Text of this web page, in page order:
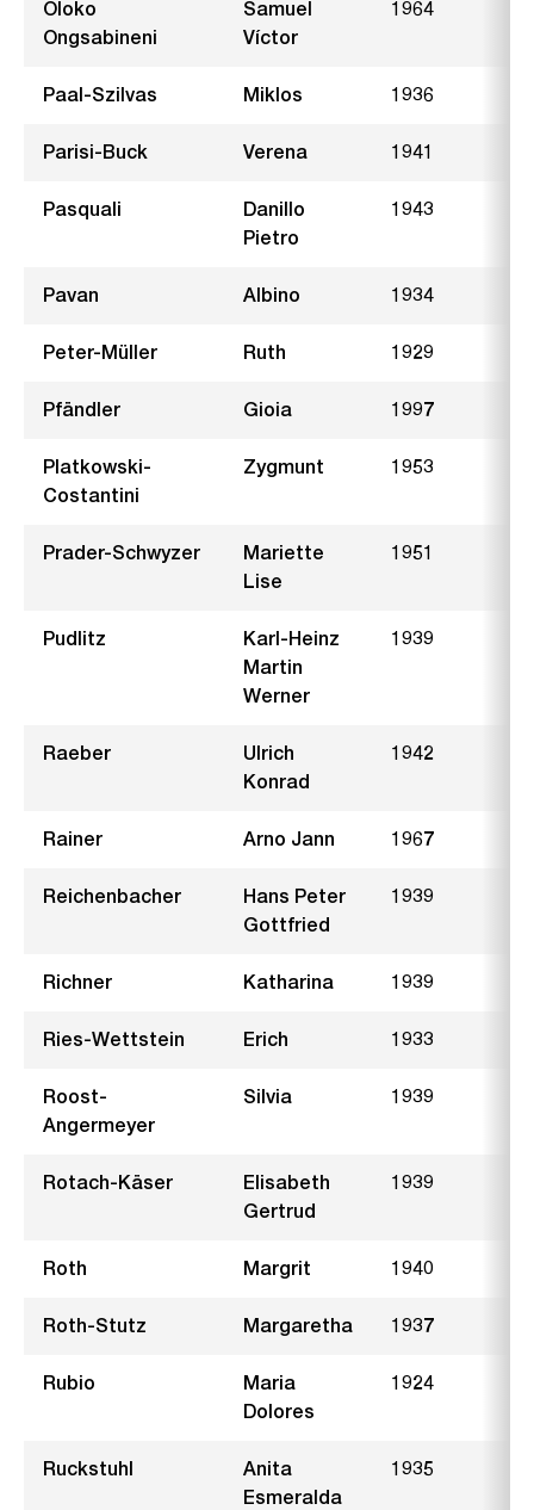
Oloko
Ongsabineni
Samuel
Víctor
1964
Paal-Szilvas Miklos 1936
Parisi-Buck Verena 1941
Pasquali
Danillo
Pietro
1943
Pavan Albino 1934
Peter-Müller Ruth 1929
Pfändler Gioia 1997
Platkowski-
Costantini
Zygmunt 1953
Prader-Schwyzer
Mariette
Lise
1951
Pudlitz
Karl-Heinz
Martin
Werner
1939
Raeber
Ulrich
Konrad
1942
Rainer Arno Jann 1967
Reichenbacher
Hans Peter
Gottfried
1939
Richner Katharina 1939
Ries-Wettstein Erich 1933
Roost-
Angermeyer
Silvia 1939
Rotach-Käser
Elisabeth
Gertrud
1939
Roth Margrit 1940
Roth-Stutz Margaretha 1937
Rubio
Maria
Dolores
1924
Ruckstuhl
Anita
Esmeralda
1935